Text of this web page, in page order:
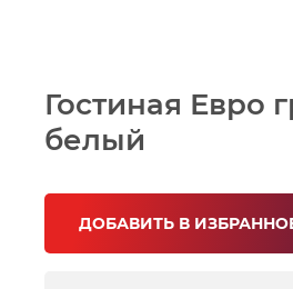
Гостиная Евро
белый
ДОБАВИТЬ В